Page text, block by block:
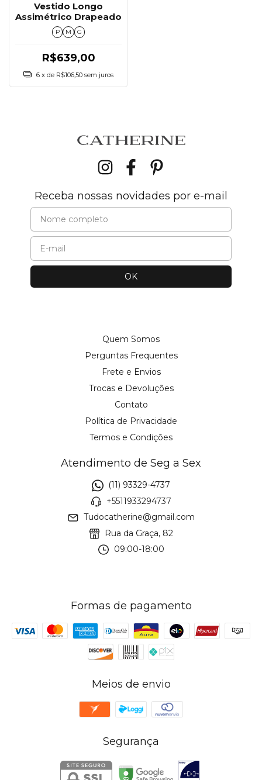
Vestido Longo
Assimétrico Drapeado
P M G
R$639,00
6 x de R$106,50 sem juros
Receba nossas novidades por e-mail
Quem Somos
Perguntas Frequentes
Frete e Envios
Trocas e Devoluções
Contato
Política de Privacidade
Termos e Condições
Atendimento de Seg a Sex
(11) 93329-4737
+5511933294737
Tudocatherine@gmail.com
Rua da Graça, 82
09:00-18:00
Formas de pagamento
Meios de envio
Segurança